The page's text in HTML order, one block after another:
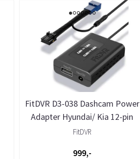
FitDVR D3-038 Dashcam Power
Adapter Hyundai/ Kia 12-pin
(Type A)
FitDVR
999,-